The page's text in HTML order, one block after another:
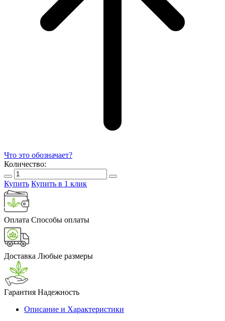
Что это обозначает?
Количество:
Купить Купить в 1 клик
Оплата Способы оплаты
Доставка Любые размеры
Гарантия Надежность
Описание и Характеристики